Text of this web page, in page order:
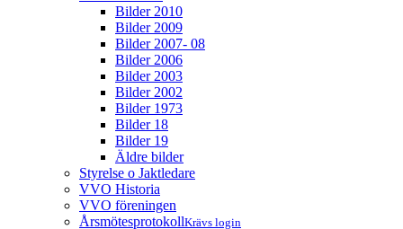
Bilder 2010
Bilder 2009
Bilder 2007- 08
Bilder 2006
Bilder 2003
Bilder 2002
Bilder 1973
Bilder 18
Bilder 19
Äldre bilder
Styrelse o Jaktledare
VVO Historia
VVO föreningen
ÅrsmötesprotokollKrävs login